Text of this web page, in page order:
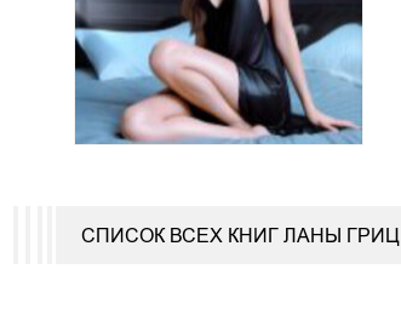
СПИСОК ВСЕХ КНИГ ЛАНЫ ГРИЦ